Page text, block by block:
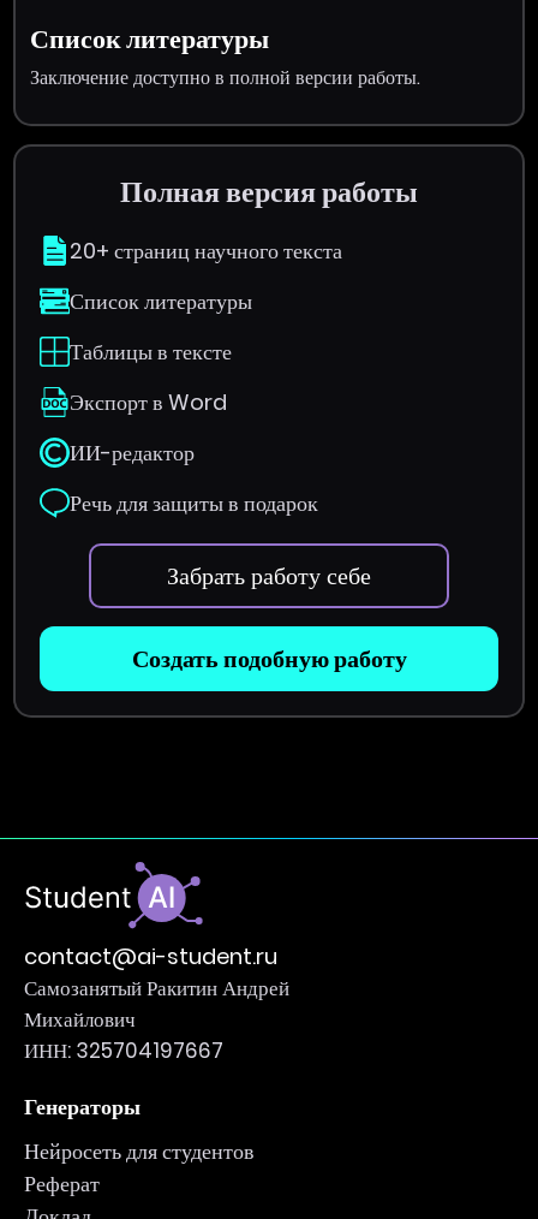
Список литературы
Заключение доступно в полной версии работы.
Полная версия работы
20+ страниц научного текста
Список литературы
Таблицы в тексте
Экспорт в Word
ИИ-редактор
Речь для защиты в подарок
Забрать работу себе
Создать подобную работу
contact@ai-student.ru
Самозанятый Ракитин Андрей
Михайлович
ИНН: 325704197667
Генераторы
Нейросеть для студентов
Реферат